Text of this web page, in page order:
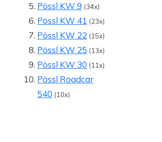
Pössl KW 9 (34x)
Pössl KW 41 (23x)
Pössl KW 22 (15x)
Pössl KW 25 (13x)
Pössl KW 30 (11x)
Pössl Roadcar
540 (10x)